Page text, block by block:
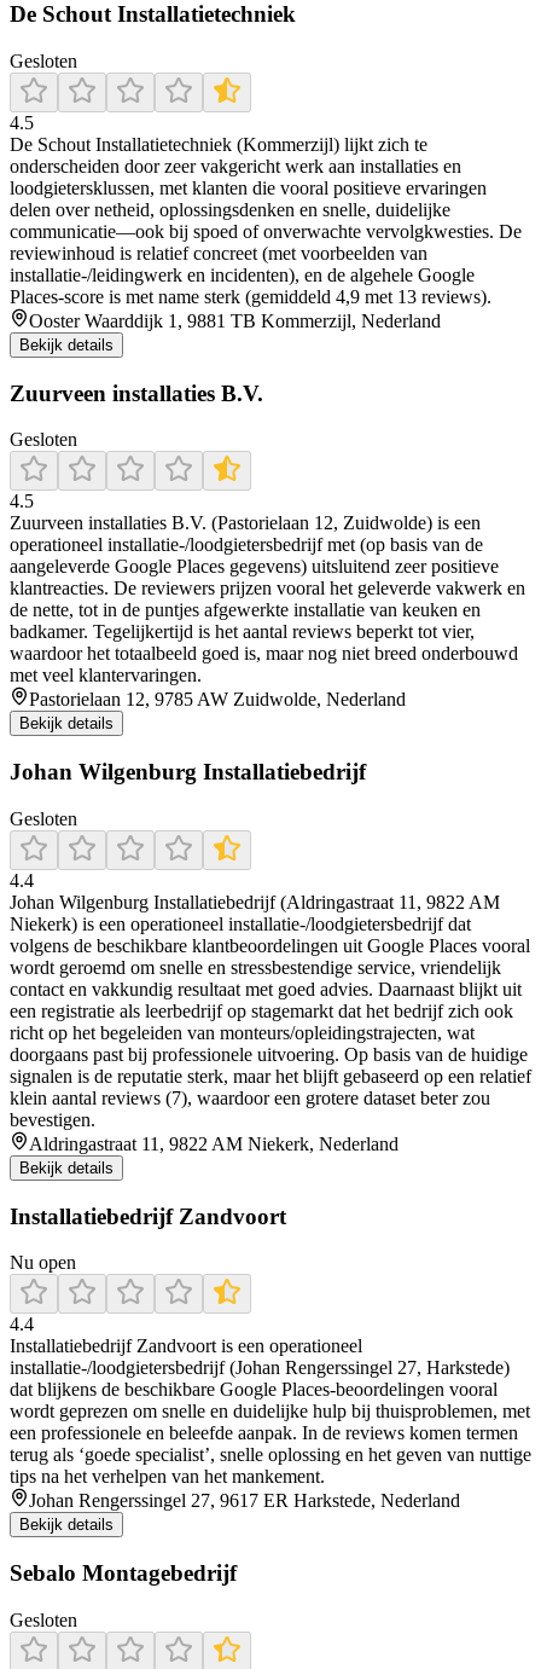
De Schout Installatietechniek
Gesloten
4.5
De Schout Installatietechniek (Kommerzijl) lijkt zich te
onderscheiden door zeer vakgericht werk aan installaties en
loodgietersklussen, met klanten die vooral positieve ervaringen
delen over netheid, oplossingsdenken en snelle, duidelijke
communicatie—ook bij spoed of onverwachte vervolgkwesties. De
reviewinhoud is relatief concreet (met voorbeelden van
installatie-/leidingwerk en incidenten), en de algehele Google
Places-score is met name sterk (gemiddeld 4,9 met 13 reviews).
Ooster Waarddijk 1, 9881 TB Kommerzijl, Nederland
Bekijk details
Zuurveen installaties B.V.
Gesloten
4.5
Zuurveen installaties B.V. (Pastorielaan 12, Zuidwolde) is een
operationeel installatie-/loodgietersbedrijf met (op basis van de
aangeleverde Google Places gegevens) uitsluitend zeer positieve
klantreacties. De reviewers prijzen vooral het geleverde vakwerk en
de nette, tot in de puntjes afgewerkte installatie van keuken en
badkamer. Tegelijkertijd is het aantal reviews beperkt tot vier,
waardoor het totaalbeeld goed is, maar nog niet breed onderbouwd
met veel klantervaringen.
Pastorielaan 12, 9785 AW Zuidwolde, Nederland
Bekijk details
Johan Wilgenburg Installatiebedrijf
Gesloten
4.4
Johan Wilgenburg Installatiebedrijf (Aldringastraat 11, 9822 AM
Niekerk) is een operationeel installatie-/loodgietersbedrijf dat
volgens de beschikbare klantbeoordelingen uit Google Places vooral
wordt geroemd om snelle en stressbestendige service, vriendelijk
contact en vakkundig resultaat met goed advies. Daarnaast blijkt uit
een registratie als leerbedrijf op stagemarkt dat het bedrijf zich ook
richt op het begeleiden van monteurs/opleidingstrajecten, wat
doorgaans past bij professionele uitvoering. Op basis van de huidige
signalen is de reputatie sterk, maar het blijft gebaseerd op een relatief
klein aantal reviews (7), waardoor een grotere dataset beter zou
bevestigen.
Aldringastraat 11, 9822 AM Niekerk, Nederland
Bekijk details
Installatiebedrijf Zandvoort
Nu open
4.4
Installatiebedrijf Zandvoort is een operationeel
installatie-/loodgietersbedrijf (Johan Rengerssingel 27, Harkstede)
dat blijkens de beschikbare Google Places-beoordelingen vooral
wordt geprezen om snelle en duidelijke hulp bij thuisproblemen, met
een professionele en beleefde aanpak. In de reviews komen termen
terug als ‘goede specialist’, snelle oplossing en het geven van nuttige
tips na het verhelpen van het mankement.
Johan Rengerssingel 27, 9617 ER Harkstede, Nederland
Bekijk details
Sebalo Montagebedrijf
Gesloten